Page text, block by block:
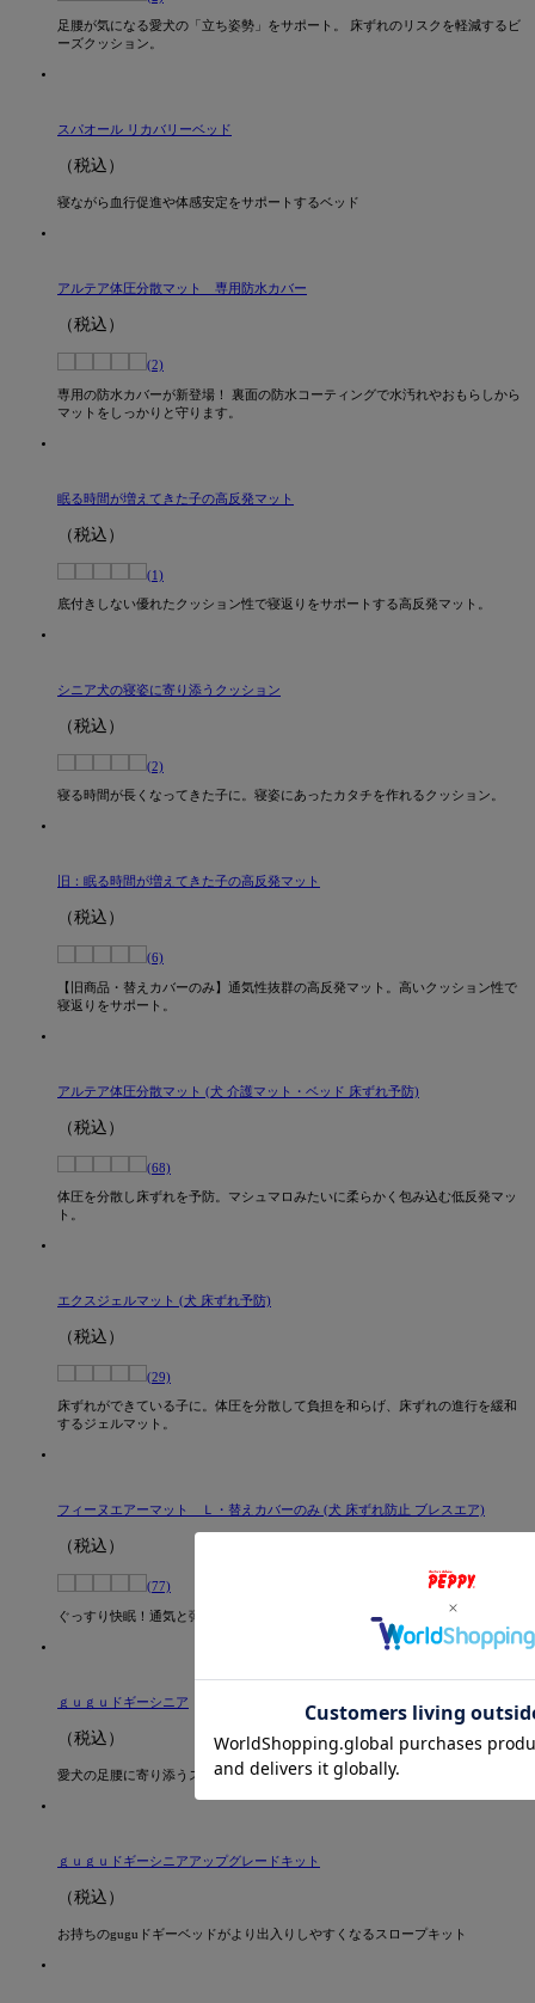
足腰が気になる愛犬の「立ち姿勢」をサポート。 床ずれのリスクを軽減するビ
ーズクッション。
スパオール リカバリーベッド
（税込）
寝ながら血行促進や体感安定をサポートするベッド
アルテア体圧分散マット 専用防水カバー
（税込）
(2)
専用の防水カバーが新登場！ 裏面の防水コーティングで水汚れやおもらしから
マットをしっかりと守ります。
眠る時間が増えてきた子の高反発マット
（税込）
(1)
底付きしない優れたクッション性で寝返りをサポートする高反発マット。
シニア犬の寝姿に寄り添うクッション
（税込）
(2)
寝る時間が長くなってきた子に。寝姿にあったカタチを作れるクッション。
旧：眠る時間が増えてきた子の高反発マット
（税込）
(6)
【旧商品・替えカバーのみ】通気性抜群の高反発マット。高いクッション性で
寝返りをサポート。
アルテア体圧分散マット (犬 介護マット・ベッド 床ずれ予防)
（税込）
(68)
体圧を分散し床ずれを予防。マシュマロみたいに柔らかく包み込む低反発マッ
ト。
エクスジェルマット (犬 床ずれ予防)
（税込）
(29)
床ずれができている子に。体圧を分散して負担を和らげ、床ずれの進行を緩和
するジェルマット。
フィーヌエアーマット Ｌ・替えカバーのみ (犬 床ずれ防止 ブレスエア)
（税込）
(77)
ぐっすり快眠！通気と弾発性に優れたブレスエアーで愛犬の床ずれ防止に。
ｇｕｇｕドギーシニア
（税込）
愛犬の足腰に寄り添うスロープ付きベッド
ｇｕｇｕドギーシニアアップグレードキット
（税込）
お持ちのguguドギーベッドがより出入りしやすくなるスロープキット